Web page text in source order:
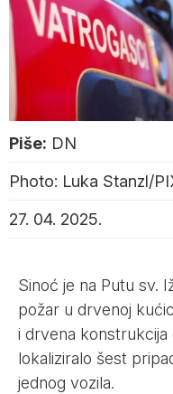
Piše: DN
Photo: Luka Stanzl/
27. 04. 2025.
Sinoć je na Putu sv.
požar u drvenoj
i drvena konstrukcija
lokaliziralo šest
jednog vozila.